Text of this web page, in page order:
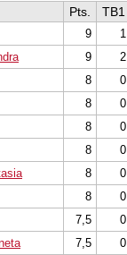
Ihre persönlichen
alle Geräte
Partien mit der
Nutzen Sie die
aktuellste Statistik für
in
und bearbeiten Sie Ihr
mit
Einsteigen in
trainieren mit drei
Fügen Sie
Varianten, Pfeile
zu Ihren Partien hinzu
Teilen Sie
per Link, Bild, GIF,
Pts. TB1
9
1
9
2
8
0
8
0
8
0
8
0
8
0
8
0
7,5
0
7,5
0